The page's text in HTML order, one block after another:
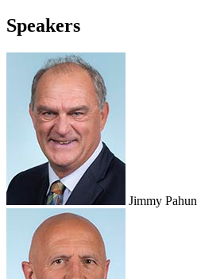
Speakers
Jimmy Pahun